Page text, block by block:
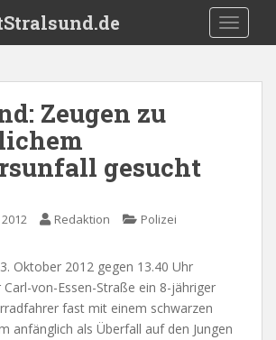
Zeugen zu
gesucht
Redaktion Polizei
Oktober 2012 gegen 13.40 Uhr
von-Essen-Straße ein 8-jähriger
fast mit einem schwarzen
anfänglich als Überfall auf den Jungen